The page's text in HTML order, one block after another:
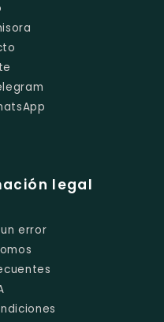
legal
error